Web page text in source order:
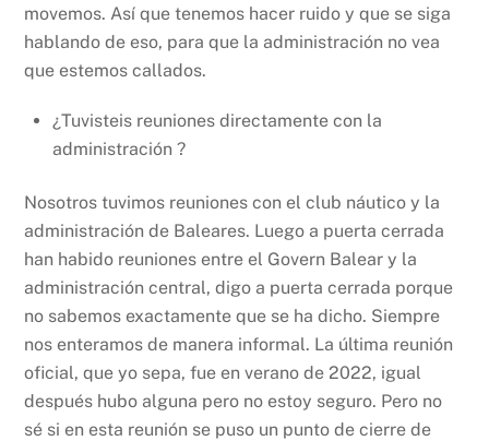
movemos. Así que tenemos hacer ruido y que se siga
hablando de eso, para que la administración no vea
que estemos callados.
¿Tuvisteis reuniones directamente con la
administración ?
Nosotros tuvimos reuniones con el club náutico y la
administración de Baleares. Luego a puerta cerrada
han habido reuniones entre el Govern Balear y la
administración central, digo a puerta cerrada porque
no sabemos exactamente que se ha dicho. Siempre
nos enteramos de manera informal. La última reunión
oficial, que yo sepa, fue en verano de 2022, igual
después hubo alguna pero no estoy seguro. Pero no
sé si en esta reunión se puso un punto de cierre de